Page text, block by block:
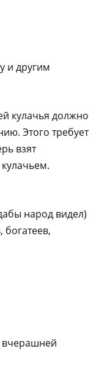
и другим
кулачья должно
Этого требует
взят
народ видел)
вчерашней